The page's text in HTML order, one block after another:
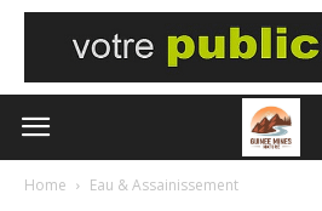
Home Eau & Assainissement